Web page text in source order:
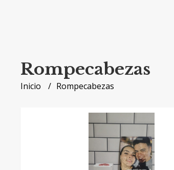
Rompecabezas
Inicio Rompecabezas